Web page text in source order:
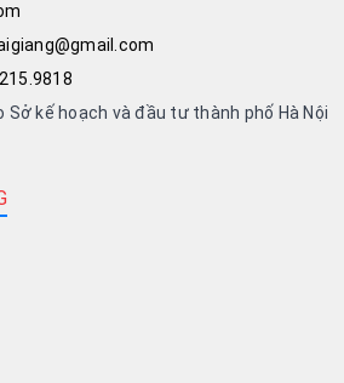
Sở kế hoạch và đầu tư thành phố Hà Nội